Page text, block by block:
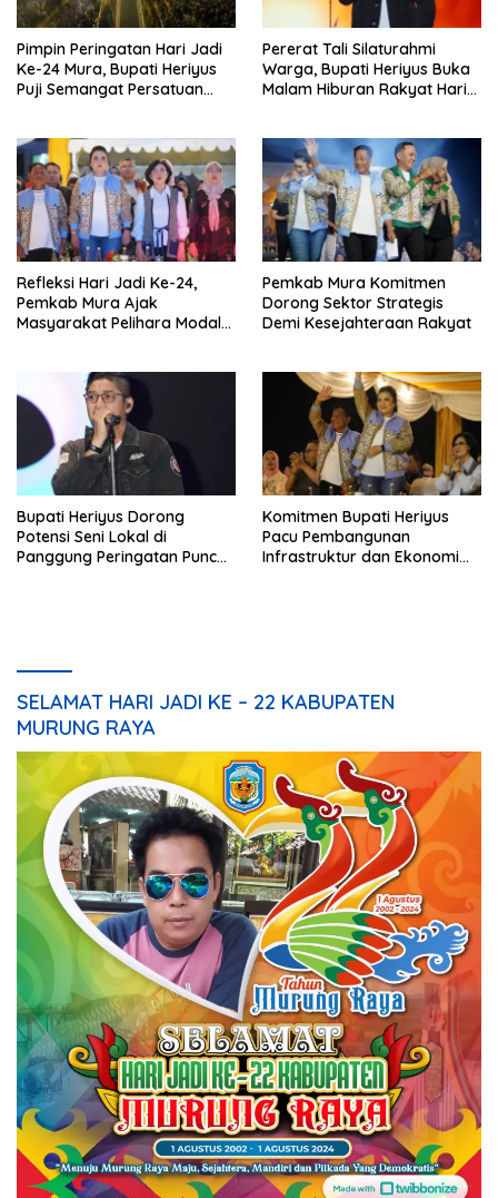
Pimpin Peringatan Hari Jadi
Ke-24 Mura, Bupati Heriyus
Puji Semangat Persatuan
Pererat Tali Silaturahmi
Warga, Bupati Heriyus Buka
Malam Hiburan Rakyat Hari
Refleksi Hari Jadi Ke-24,
Pemkab Mura Ajak
Masyarakat Pelihara Modal
Pemkab Mura Komitmen
Dorong Sektor Strategis
Demi Kesejahteraan Rakyat
Bupati Heriyus Dorong
Potensi Seni Lokal di
Panggung Peringatan Puncak
Komitmen Bupati Heriyus
Pacu Pembangunan
Infrastruktur dan Ekonomi
SELAMAT HARI JADI KE – 22 KABUPATEN
MURUNG RAYA